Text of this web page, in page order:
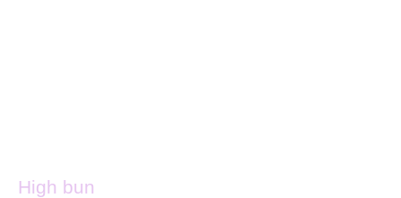
High bun